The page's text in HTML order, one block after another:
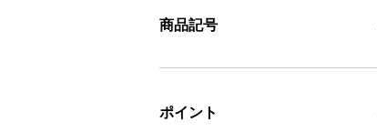
商品記号
ポイント